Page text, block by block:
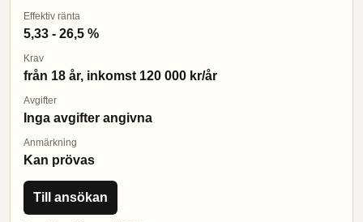
Effektiv ränta
5,33 - 26,5 %
Krav
från 18 år, inkomst 120 000 kr/år
Avgifter
Inga avgifter angivna
Anmärkning
Kan prövas
Till ansökan